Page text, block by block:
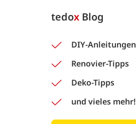
tedox Blog
DIY-Anleitungen
Renovier-Tipps
Deko-Tipps
und vieles mehr!